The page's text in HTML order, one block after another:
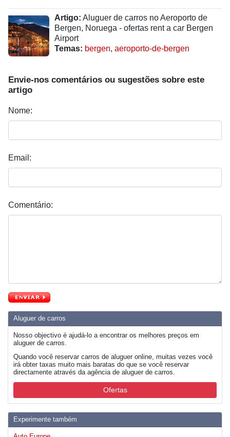
Aluguer de carros
Nosso objectivo é ajudá-lo a encontrar os melhores preços em
aluguer de carros.
Quando você reservar carros de aluguer online, muitas vezes você
irá obter taxas muito mais baratas do que se você reservar
directamente através da agência de aluguer de carros.
Ofertas
Experimente também
Artigo: Aluguer de carros no Aeroporto de
Bergen, Noruega - ofertas rent a car Bergen
Airport
Temas: bergen, aeroporto-de-bergen
Envie-nos comentários ou sugestões sobre este
artigo
Nome:
Email:
Comentário: